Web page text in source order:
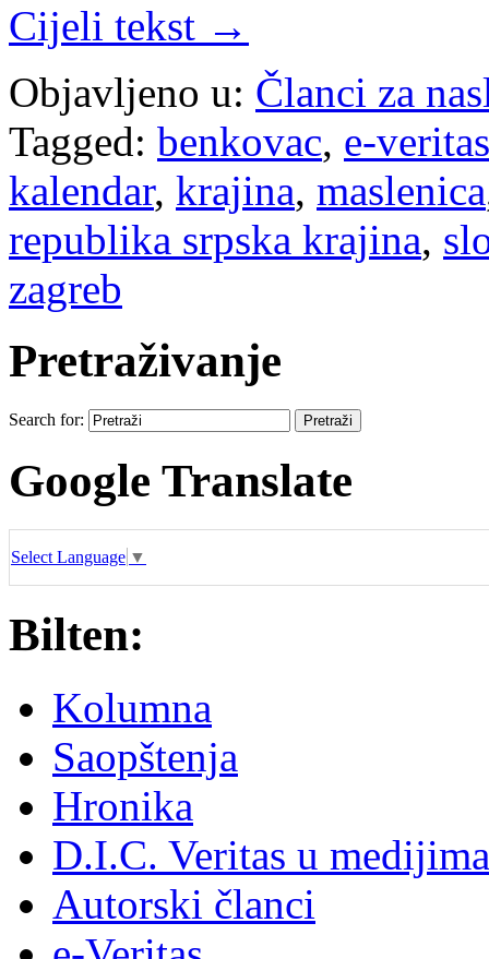
Cijeli tekst →
Objavljeno u: Članci za
Tagged: benkovac, e-veritas
kalendar, krajina, maslenica
republika srpska krajina,
zagreb
Pretraživanje
Search for:
Google Translate
Select Language ▼
Bilten:
Kolumna
Saopštenja
Hronika
D.I.C. Veritas u medijima
Autorski članci